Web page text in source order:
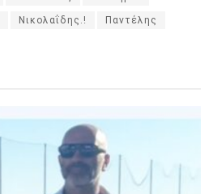
Νικολαΐδης.! Παντέλης